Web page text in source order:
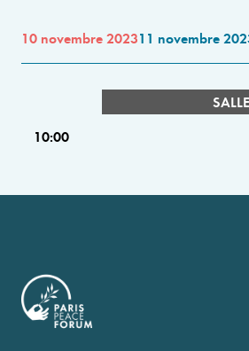
10 novembre 202311 novembre
10:00